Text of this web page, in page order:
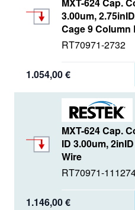
3.00um,
Cage 9 Column
RT70971-2732
1.054,00 €
MXT-624 Cap.
ID 3.00um,
Wire
RT70971-
1.146,00 €